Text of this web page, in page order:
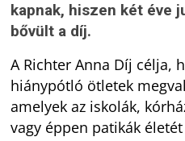
kapnak, hiszen két éve
bővült a díj.
A Richter Anna Díj célja,
hiánypótló ötletek
amelyek az iskolák,
vagy éppen patikák